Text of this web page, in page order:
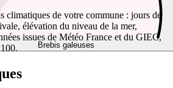
Brebis galeuses
climatiques de votre commune : jours de
élévation du niveau de la mer,
issues de Météo France et du GIEC,